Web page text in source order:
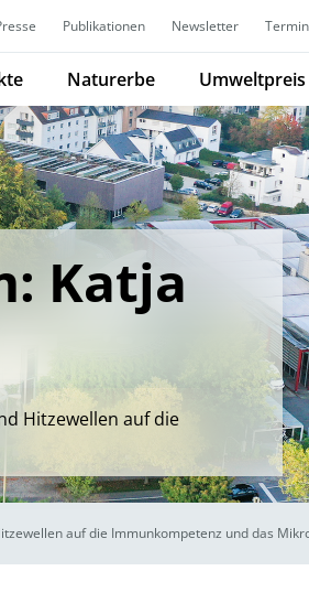
Publikationen Newsletter
Naturerbe Umweltpreis
Katja
Hitzewellen auf die
auf die Immunkompetenz und das